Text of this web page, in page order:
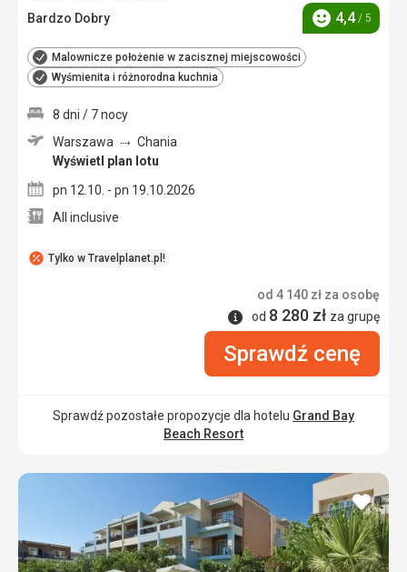
Bardzo Dobry
Ocena
4,4/ 5
Malownicze położenie w zacisznej miejscowości
Wyśmienita i różnorodna kuchnia
Tylko w Travelplanet.pl!
8 dni / 7 nocy
Warszawa
Chania
Wyświetl plan lotu
pn 12.10. - pn 19.10.2026
All inclusive
od 4 140 zł za osobę
Informacje
od 8 280 zł za grupę
Sprawdź cenę
Sprawdź pozostałe propozycje dla hotelu Grand Bay
Beach Resort
dodaj
do